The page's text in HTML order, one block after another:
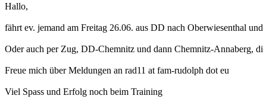
Hallo,
fährt ev. jemand am Freitag 26.06. aus DD nach Oberwiesenthal
Oder auch per Zug, DD-Chemnitz und dann Chemnitz-Annaberg,
Freue mich über Meldungen an rad11 at fam-rudolph dot eu
Viel Spass und Erfolg noch beim Training